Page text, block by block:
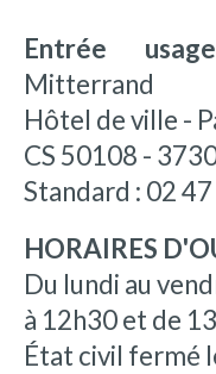
Entrée
Mitterrand
Hôtel de ville -
CS 50108 -
Standard : 02
HORAIRES
Du lundi au
à 12h30 et de
État civil fermé